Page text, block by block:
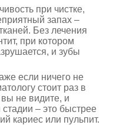
при чистке,
запах –
Без лечения
при котором
и зубы
если ничего не
стоит раз в
вы не видите, и
– это быстрее
кариес или пульпит.